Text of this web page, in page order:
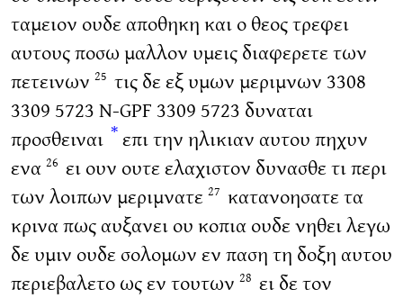
ταμειον ουδε αποθηκη και ο θεος τρεφει
αυτους ποσω μαλλον υμεις διαφερετε των
πετεινων 25 τις δε εξ υμων μεριμνων 3308
3309 5723 N-GPF 3309 5723 δυναται
προσθειναι *επι την ηλικιαν αυτου πηχυν
ενα 26 ει ουν ουτε ελαχιστον δυνασθε τι περι
των λοιπων μεριμνατε 27 κατανοησατε τα
κρινα πως αυξανει ου κοπια ουδε νηθει λεγω
δε υμιν ουδε σολομων εν παση τη δοξη αυτου
περιεβαλετο ως εν τουτων 28 ει δε τον